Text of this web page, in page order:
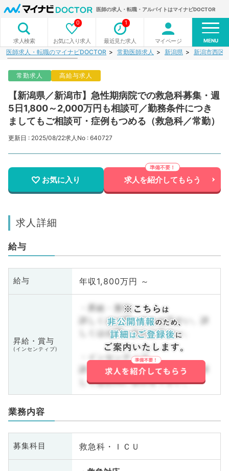
医師の求人・転職・アルバイトはマイナビDOCTOR
求人検索 お気に入り求人
0
最近見た求人
1
マイページ MENU
医師求人・転職のマイナビDOCTOR 常勤医師求人 新潟県 新潟市西区
常勤求人 高給与求人
【新潟県／新潟市】急性期病院での救急科募集・週
5日1,800～2,000万円も相談可／勤務条件につき
ましてもご相談可・症例もつめる（救急科／常勤）
更新日 : 2025/08/22求人No : 640727
お気に入り 求人を紹介してもらう
求人詳細
給与
給与 年収1,800万円 ～
昇給・賞与
(インセンティブ)
・昇給・賞与
詳しくはお問い合わせ下さい。詳
しくはお問い合わせ下さい。
・インセンティブ
詳しくはお問い合わせ下さい。詳
しくはお問い合わせ下さい。
業務内容
募集科目 救急科・ＩＣＵ